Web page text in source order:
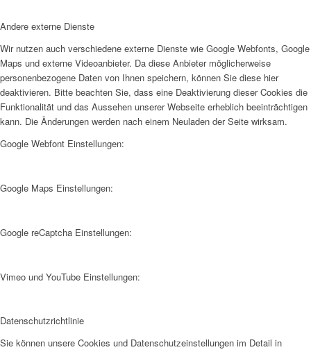
Andere externe Dienste
Wir nutzen auch verschiedene externe Dienste wie Google Webfonts, Google
Maps und externe Videoanbieter. Da diese Anbieter möglicherweise
personenbezogene Daten von Ihnen speichern, können Sie diese hier
deaktivieren. Bitte beachten Sie, dass eine Deaktivierung dieser Cookies die
Funktionalität und das Aussehen unserer Webseite erheblich beeinträchtigen
kann. Die Änderungen werden nach einem Neuladen der Seite wirksam.
Google Webfont Einstellungen:
Google Maps Einstellungen:
Google reCaptcha Einstellungen:
Vimeo und YouTube Einstellungen:
Datenschutzrichtlinie
Sie können unsere Cookies und Datenschutzeinstellungen im Detail in